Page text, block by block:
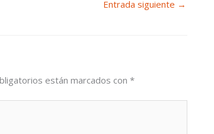
Entrada siguiente →
están marcados con *